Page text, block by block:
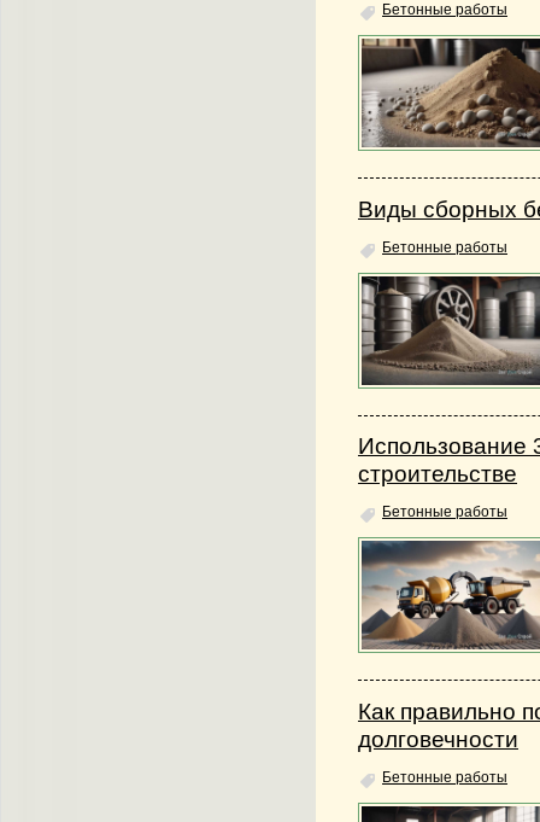
Бетонные работы
Виды сборных
Бетонные работы
Использование
строительстве
Бетонные работы
Как правильно
долговечности
Бетонные работы